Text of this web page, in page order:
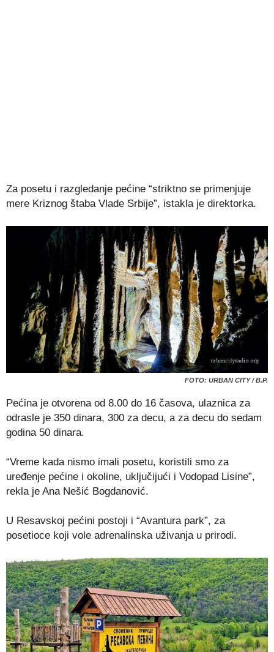
Za posetu i razgledanje pećine “striktno se primenjuje
mere Kriznog štaba Vlade Srbije”, istakla je direktorka.
FOTO: URBAN CITY / B.P.
Pećina je otvorena od 8.00 do 16 časova, ulaznica za
odrasle je 350 dinara, 300 za decu, a za decu do sedam
godina 50 dinara.
“Vreme kada nismo imali posetu, koristili smo za
uređenje pećine i okoline, uključijući i Vodopad Lisine”,
rekla je Ana Nešić Bogdanović.
U Resavskoj pećini postoji i “Avantura park”, za
posetioce koji vole adrenalinska uživanja u prirodi.